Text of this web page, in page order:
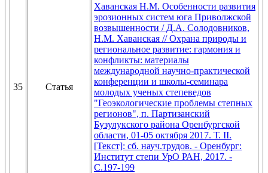
35 Статья
Хаванская Н.М. Особенности развития
эрозионных систем юга Приволжской
возвышенности / Д.А. Солодовников,
Н.М. Хаванская // Охрана природы и
региональное развитие: гармония и
конфликты: материалы
международной научно-практической
конференции и школы-семинара
молодых ученых степеведов
"Геоэкологические проблемы степных
регионов", п. Партизанский
Бузулукского района Оренбургской
области, 01-05 октября 2017. Т. II.
[Текст]: сб. науч.трудов. - Оренбург:
Институт степи УрО РАН, 2017. -
С.197-199